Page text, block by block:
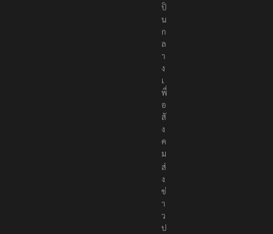
ป็
น
ก
ล
า
ง
เ
พื่
อ
สั
ง
ค
ม
ส่
ง
ข่
า
ว
ป